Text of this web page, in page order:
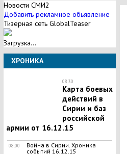
Новости СМИ2
Добавить рекламное обьявление
Тизерная сеть GlobalTeaser
Загрузка...
ХРОНИКА
08:30
Карта боевых
действий в
Сирии и баз
российской
армии от 16.12.15
08:00
Война в Сирии. Хроника
событий 16.12.15